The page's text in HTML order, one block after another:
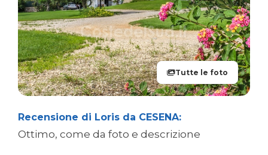
Tutte le foto
Recensione di Loris da CESENA:
Ottimo, come da foto e descrizione